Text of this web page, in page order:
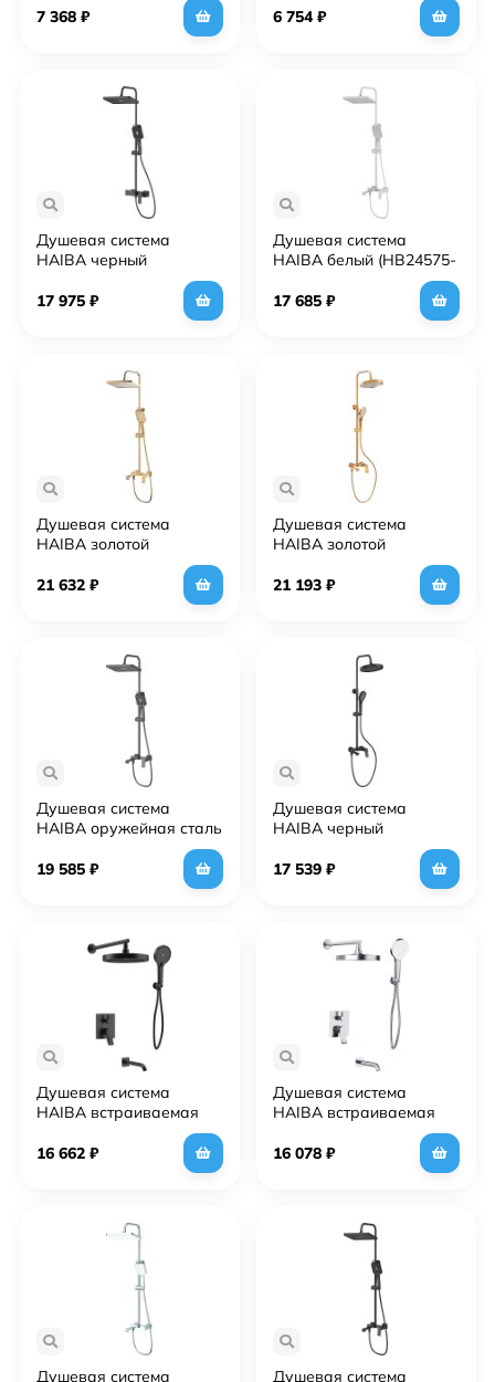
7 368 ₽
6 754₽
Душевая система
HAIBA черный
17 975 ₽
Душевая система
HAIBA белый (HB24575-
17 685 ₽
Душевая система
HAIBA золотой
21 632 ₽
Душевая система
HAIBA золотой
21 193 ₽
Душевая система
HAIBA оружейная сталь
19 585 ₽
Душевая система
HAIBA черный
17 539 ₽
Душевая система
HAIBA встраиваемая
черный (HB80553-7)
16 662 ₽
Душевая система
HAIBA встраиваемая
16 078 ₽
Душевая система Душевая система